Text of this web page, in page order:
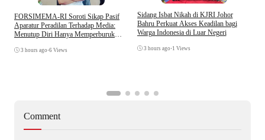
​FORSIMEMA-RI Soroti Sikap Pasif
Aparatur Peradilan Terhadap Media:
Menutup Diri Hanya Memperburuk
3 hours ago •6 Views
Sidang Isbat Nikah di KJRI Johor
Bahru Perkuat Akses Keadilan bagi
Warga Indonesia di Luar Negeri
3 hours ago •1 Views
Comment